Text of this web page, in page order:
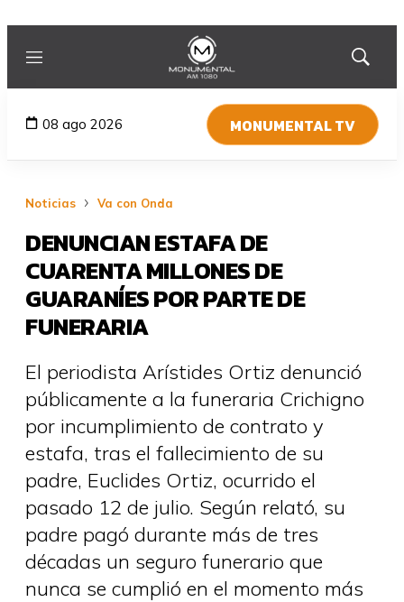
Menú
Mostrar
08 ago 2026 MONUMENTAL TV
Noticias Va con Onda
DENUNCIAN ESTAFA DE
CUARENTA MILLONES DE
GUARANÍES POR PARTE DE
FUNERARIA
El periodista Arístides Ortiz denunció
públicamente a la funeraria Crichigno
por incumplimiento de contrato y
estafa, tras el fallecimiento de su
padre, Euclides Ortiz, ocurrido el
pasado 12 de julio. Según relató, su
padre pagó durante más de tres
décadas un seguro funerario que
nunca se cumplió en el momento más